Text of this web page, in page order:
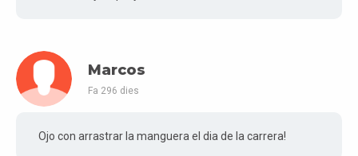
Marcos
Fa 296 dies
Ojo con arrastrar la manguera el dia de la carrera!